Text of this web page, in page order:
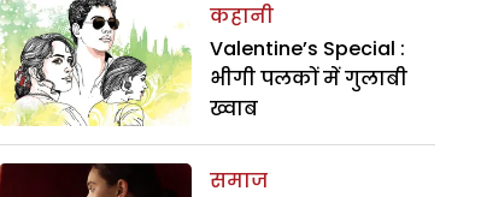
कहानी
Valentine’s Special :
भीगी पलकों में गुलाबी
ख्वाब
समाज